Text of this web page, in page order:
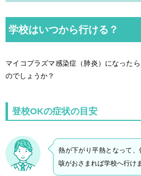
学校はいつから行ける？
マイコプラズマ感染症（肺炎）になった
のでしょうか？
登校OKの症状の目安
熱が下がり平熱となって、
咳がおさまれば学校へ行け